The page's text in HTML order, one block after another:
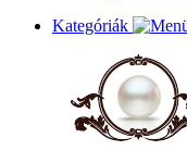
Kategóriák